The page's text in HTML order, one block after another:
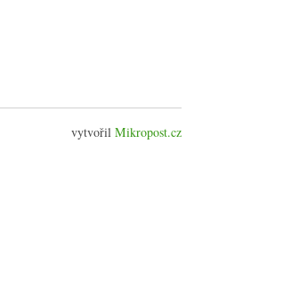
vytvořil Mikropost.cz